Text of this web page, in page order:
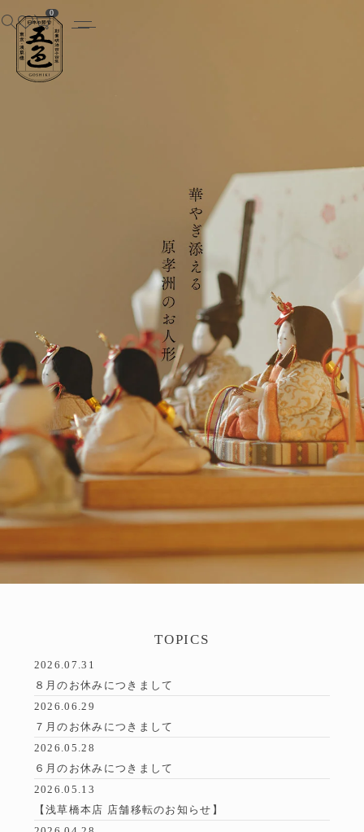
0
TOPICS
2026.07.31
８月のお休みにつきまして
2026.06.29
７月のお休みにつきまして
2026.05.28
６月のお休みにつきまして
2026.05.13
【浅草橋本店 店舗移転のお知らせ】